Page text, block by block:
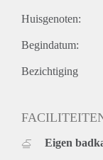
Huisgenoten:
Begindatum:
Bezichtiging
Eigen